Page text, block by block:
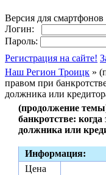
Версия для смартфонов
Логин:
Пароль:
Регистрация на сайте!
Наш Регион Троицк »
правом при
должника или
(продолжение
банкротстве:
должника или
Информация:
Цена